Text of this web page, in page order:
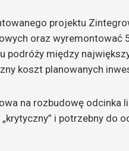
projektu
oraz wyremontować
podróży między
koszt planowanych
na rozbudowę odcinka
i potrzebny do